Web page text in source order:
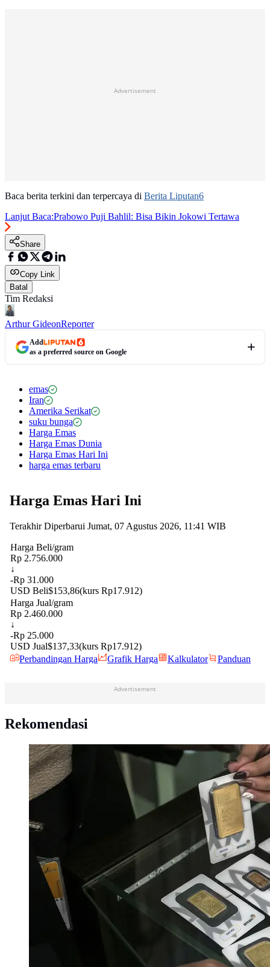
Advertisement
Baca berita terkini dan terpercaya di Berita Liputan6
Lanjut Baca:Prabowo Puji Bahlil: Bisa Bikin Jokowi Tertawa
Share
Copy Link
Batal
Tim Redaksi
Arthur GideonReporter
Add
as a preferred source on Google
emas
Iran
Amerika Serikat
suku bunga
Harga Emas
Harga Emas Dunia
Harga Emas Hari Ini
harga emas terbaru
Advertisement
Rekomendasi